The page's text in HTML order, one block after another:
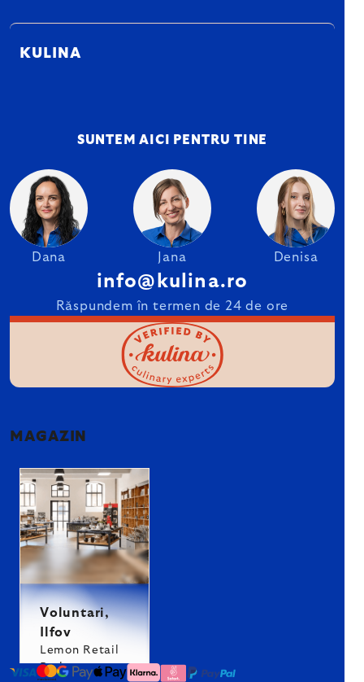
KULINA
SUNTEM AICI PENTRU TINE
Dana Jana Denisa
info@kulina.ro
Răspundem în termen de 24 de ore
MAGAZIN
Voluntari,
Ilfov
Lemon Retail
Park